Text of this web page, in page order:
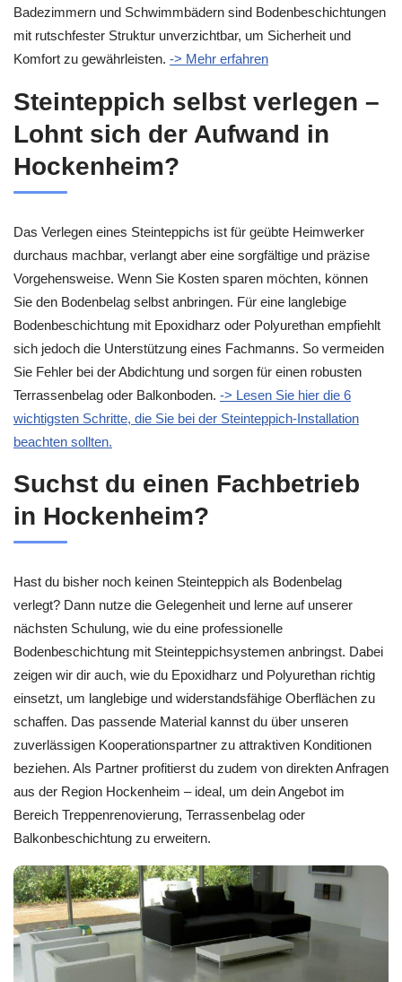
Badezimmern und Schwimmbädern sind Bodenbeschichtungen
mit rutschfester Struktur unverzichtbar, um Sicherheit und
Komfort zu gewährleisten. -> Mehr erfahren
Steinteppich selbst verlegen –
Lohnt sich der Aufwand in
Hockenheim?
Das Verlegen eines Steinteppichs ist für geübte Heimwerker
durchaus machbar, verlangt aber eine sorgfältige und präzise
Vorgehensweise. Wenn Sie Kosten sparen möchten, können
Sie den Bodenbelag selbst anbringen. Für eine langlebige
Bodenbeschichtung mit Epoxidharz oder Polyurethan empfiehlt
sich jedoch die Unterstützung eines Fachmanns. So vermeiden
Sie Fehler bei der Abdichtung und sorgen für einen robusten
Terrassenbelag oder Balkonboden. -> Lesen Sie hier die 6
wichtigsten Schritte, die Sie bei der Steinteppich-Installation
beachten sollten.
Suchst du einen Fachbetrieb
in Hockenheim?
Hast du bisher noch keinen Steinteppich als Bodenbelag
verlegt? Dann nutze die Gelegenheit und lerne auf unserer
nächsten Schulung, wie du eine professionelle
Bodenbeschichtung mit Steinteppichsystemen anbringst. Dabei
zeigen wir dir auch, wie du Epoxidharz und Polyurethan richtig
einsetzt, um langlebige und widerstandsfähige Oberflächen zu
schaffen. Das passende Material kannst du über unseren
zuverlässigen Kooperationspartner zu attraktiven Konditionen
beziehen. Als Partner profitierst du zudem von direkten Anfragen
aus der Region Hockenheim – ideal, um dein Angebot im
Bereich Treppenrenovierung, Terrassenbelag oder
Balkonbeschichtung zu erweitern.